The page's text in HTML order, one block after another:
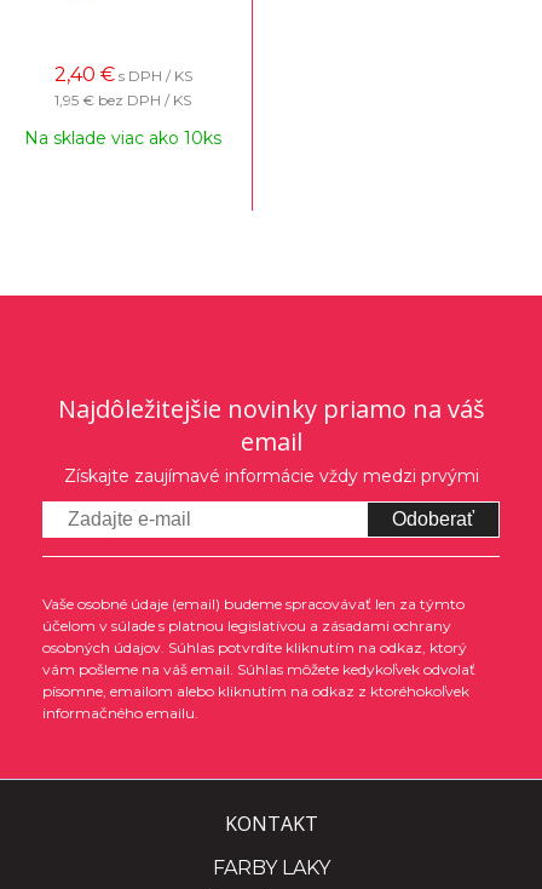
2,40 € s DPH / KS
1,95 € bez DPH / KS
Na sklade viac ako 10ks
Najdôležitejšie novinky priamo na váš
email
Získajte zaujímavé informácie vždy medzi prvými
Odoberať
Vaše osobné údaje (email) budeme spracovávať len za týmto
účelom v súlade s platnou legislatívou a zásadami ochrany
osobných údajov. Súhlas potvrdíte kliknutím na odkaz, ktorý
vám pošleme na váš email. Súhlas môžete kedykoľvek odvolať
písomne, emailom alebo kliknutím na odkaz z ktoréhokoľvek
informačného emailu.
KONTAKT
FARBY LAKY